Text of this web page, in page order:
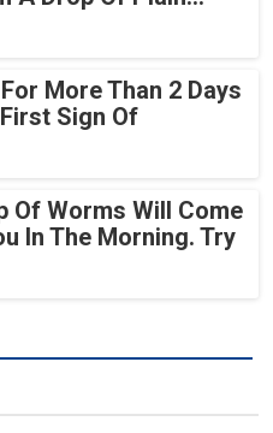
More Than 2 Days
Sign Of
Of Worms Will Come
In The Morning. Try